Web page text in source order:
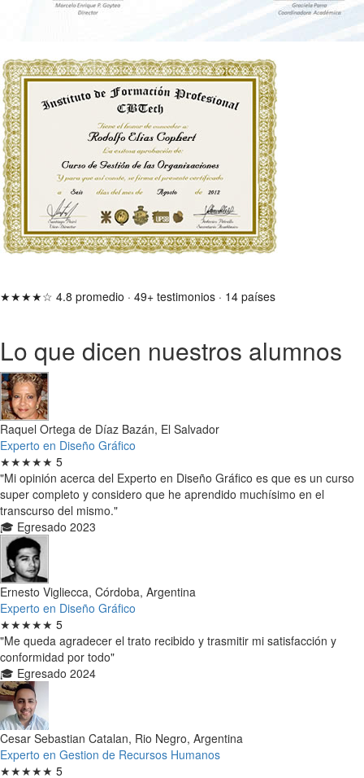
★★★★☆ 4.8 promedio · 49+ testimonios · 14 países
Lo que dicen nuestros alumnos
Raquel Ortega de Díaz Bazán, El Salvador
Experto en Diseño Gráfico
★★★★★ 5
"Mi opinión acerca del Experto en Diseño Gráfico es que es un curso
super completo y considero que he aprendido muchísimo en el
transcurso del mismo."
🎓 Egresado 2023
Ernesto Vigliecca, Córdoba, Argentina
Experto en Diseño Gráfico
★★★★★ 5
"Me queda agradecer el trato recibido y trasmitir mi satisfacción y
conformidad por todo"
🎓 Egresado 2024
Cesar Sebastian Catalan, Rio Negro, Argentina
Experto en Gestion de Recursos Humanos
★★★★★ 5